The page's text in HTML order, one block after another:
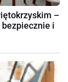
–
i